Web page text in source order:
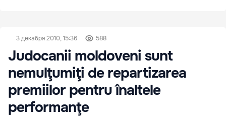
3 декабря 2010, 15:36 588
Judocanii moldoveni sunt
nemulţumiţi de repartizarea
premiilor pentru înaltele
performanţe